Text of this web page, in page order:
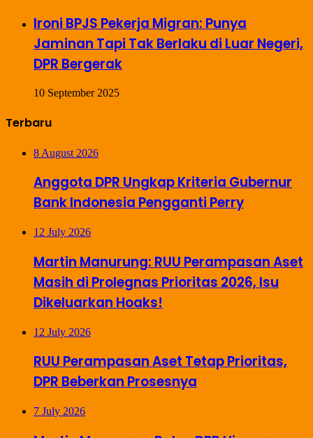
Ironi BPJS Pekerja Migran: Punya
Jaminan Tapi Tak Berlaku di Luar Negeri,
DPR Bergerak
10 September 2025
Terbaru
8 August 2026
Anggota DPR Ungkap Kriteria Gubernur
Bank Indonesia Pengganti Perry
12 July 2026
Martin Manurung: RUU Perampasan Aset
Masih di Prolegnas Prioritas 2026, Isu
Dikeluarkan Hoaks!
12 July 2026
RUU Perampasan Aset Tetap Prioritas,
DPR Beberkan Prosesnya
7 July 2026